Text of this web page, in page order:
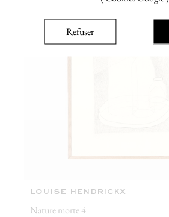
Refuser
louise hendrickx
Nature morte 4